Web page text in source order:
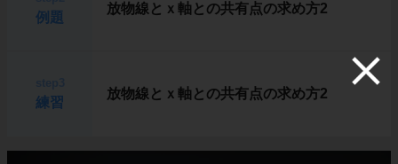
例題
放物線とｘ軸との共有点の求め方2
練習
放物線とｘ軸との共有点の求め方2